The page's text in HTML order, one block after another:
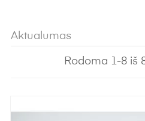
Aktualumas
Rodoma 1-8 iš